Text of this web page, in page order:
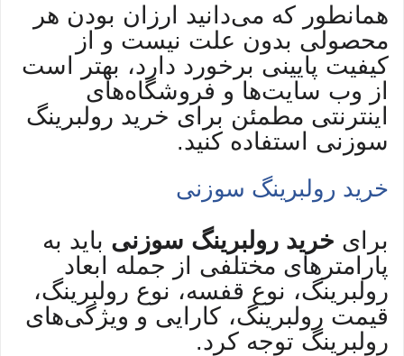
همانطور که می‌دانید ارزان بودن هر
محصولی بدون علت نیست و از
کیفیت پایینی برخورد دارد، بهتر است
از وب سایت‌ها و فروشگاه‌های
اینترنتی مطمئن برای خرید رولبرینگ
سوزنی استفاده کنید.
خرید رولبرینگ سوزنی
برای خرید رولبرینگ سوزنی باید به
پارامترهای مختلفی از جمله ابعاد
رولبرینگ، نوع قفسه، نوع رولبرینگ،
قیمت رولبرینگ، کارایی و ویژگی‌های
رولبرینگ توجه کرد.